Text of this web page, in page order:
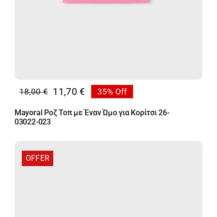
18,00€
Original
price
was:
11,70 €
Η
τρέχουσα
τιμή
35% Off
Mayoral Ροζ Τοπ με Έναν Ώμο για Κορίτσι 26-
03022-023
OFFER